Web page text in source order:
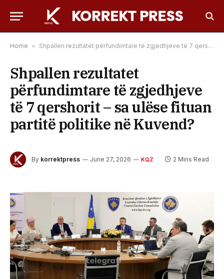
Home » Shpallen rezultatet përfundimtare të zgjedhjeve të 7 qershorit – sa ulëse fituan partitë politike në Kuvend?
Shpallen rezultatet
përfundimtare të zgjedhjeve
të 7 qershorit – sa ulëse fituan
partitë politike në Kuvend?
By korrektpress June 27, 2026 KQZ 2 Mins Read